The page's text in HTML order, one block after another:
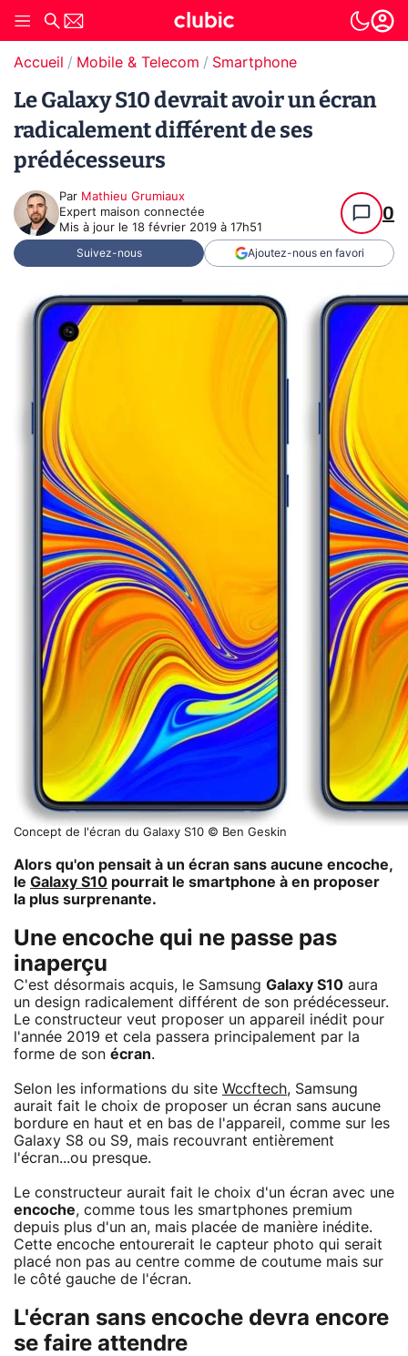
Accueil Mobile & Telecom Smartphone
Le Galaxy S10 devrait avoir un écran
radicalement différent de ses
prédécesseurs
Par Mathieu Grumiaux
Expert maison connectée
Mis à jour le 18 février 2019 à 17h51
0
Suivez-nous Ajoutez-nous en favori
Concept de l'écran du Galaxy S10 © Ben Geskin
Alors qu'on pensait à un écran sans aucune encoche,
le Galaxy S10 pourrait le smartphone à en proposer
la plus surprenante.
Une encoche qui ne passe pas
inaperçu
C'est désormais acquis, le Samsung Galaxy S10 aura
un design radicalement différent de son prédécesseur.
Le constructeur veut proposer un appareil inédit pour
l'année 2019 et cela passera principalement par la
forme de son écran.
Selon les informations du site Wccftech, Samsung
aurait fait le choix de proposer un écran sans aucune
bordure en haut et en bas de l'appareil, comme sur les
Galaxy S8 ou S9, mais recouvrant entièrement
l'écran...ou presque.
Le constructeur aurait fait le choix d'un écran avec une
encoche, comme tous les smartphones premium
depuis plus d'un an, mais placée de manière inédite.
Cette encoche entourerait le capteur photo qui serait
placé non pas au centre comme de coutume mais sur
le côté gauche de l'écran.
L'écran sans encoche devra encore
se faire attendre